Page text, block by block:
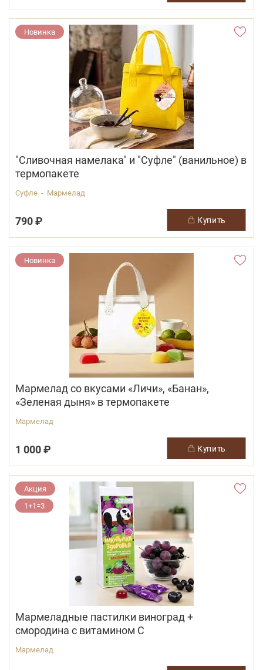
Новинка
"Сливочная намелака" и "Суфле" (ванильное) в
термопакете
Суфле - Мармелад
790 ₽ купить
Новинка
Мармелад со вкусами «Личи», «Банан»,
«Зеленая дыня» в термопакете
Мармелад
1 000 ₽ купить
Акция
1+1=3
Мармеладные пастилки виноград +
смородина с витамином С
Мармелад